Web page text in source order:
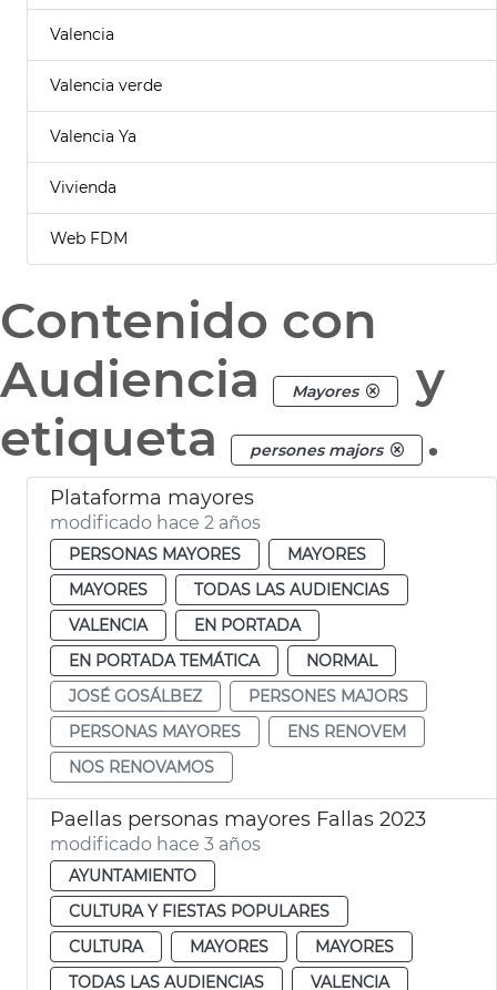
Valencia
Valencia verde
Valencia Ya
Vivienda
Web FDM
Contenido con
Audiencia
Mayores
y
etiqueta
persones majors .
Plataforma mayores
modificado hace 2 años
PERSONAS MAYORES
MAYORES
MAYORES
TODAS LAS AUDIENCIAS
VALENCIA
EN PORTADA
EN PORTADA TEMÁTICA
NORMAL
JOSÉ GOSÁLBEZ
PERSONES MAJORS
PERSONAS MAYORES
ENS RENOVEM
NOS RENOVAMOS
Paellas personas mayores Fallas 2023
modificado hace 3 años
AYUNTAMIENTO
CULTURA Y FIESTAS POPULARES
CULTURA
MAYORES
MAYORES
TODAS LAS AUDIENCIAS
VALENCIA